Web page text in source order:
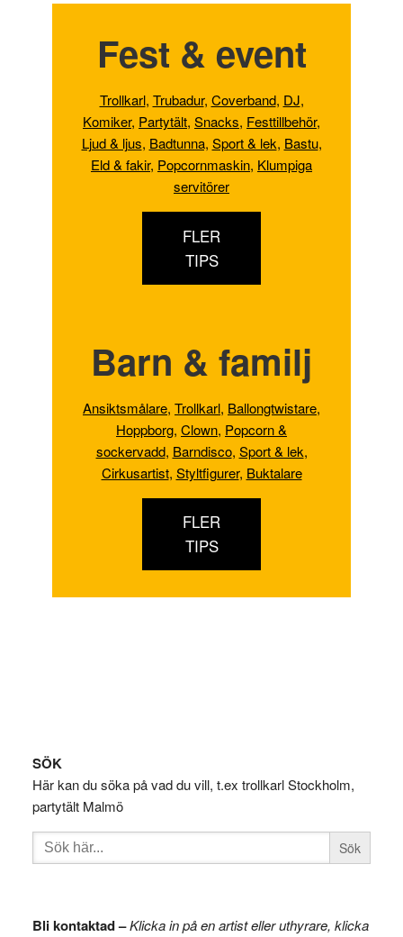
Fest & event
Trollkarl, Trubadur, Coverband, DJ,
Komiker, Partytält, Snacks, Festtillbehör,
Ljud & ljus, Badtunna, Sport & lek, Bastu,
Eld & fakir, Popcornmaskin, Klumpiga
servitörer
FLER
TIPS
Barn & familj
Ansiktsmålare, Trollkarl, Ballongtwistare,
Hoppborg, Clown, Popcorn &
sockervadd, Barndisco, Sport & lek,
Cirkusartist, Styltfigurer, Buktalare
FLER
TIPS
Footer
SÖK
Här kan du söka på vad du vill, t.ex trollkarl Stockholm,
partytält Malmö
Sök
efter:
Bli kontaktad –Klicka in på en artist eller uthyrare, klicka